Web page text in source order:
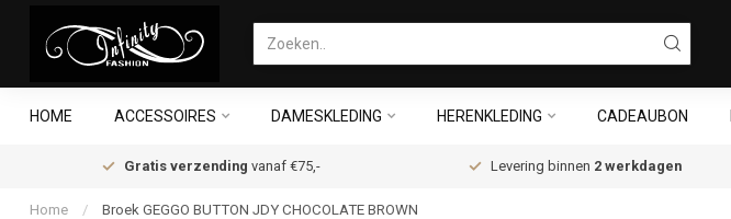
HOME ACCESSOIRES DAMESKLEDING HERENKLEDING CADEAUBON
Gratis verzending vanaf €75,- Levering binnen 2 werkdagen
Home / Broek GEGGO BUTTON JDY CHOCOLATE BROWN